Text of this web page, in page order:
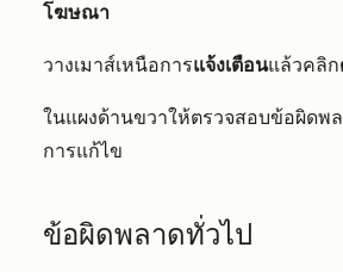
โฆษณา
วางเมาส์เหนือการแจ้งเตือนแล้วคลิก
ในแผงด้านขวาให้ตรวจสอบข้อผิดพ
การแก้ไข
ข้อผิดพลาดทั่วไป